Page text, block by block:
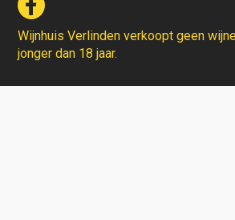
Wijnhuis Verlinden verkoopt geen
jonger dan 18 jaar.